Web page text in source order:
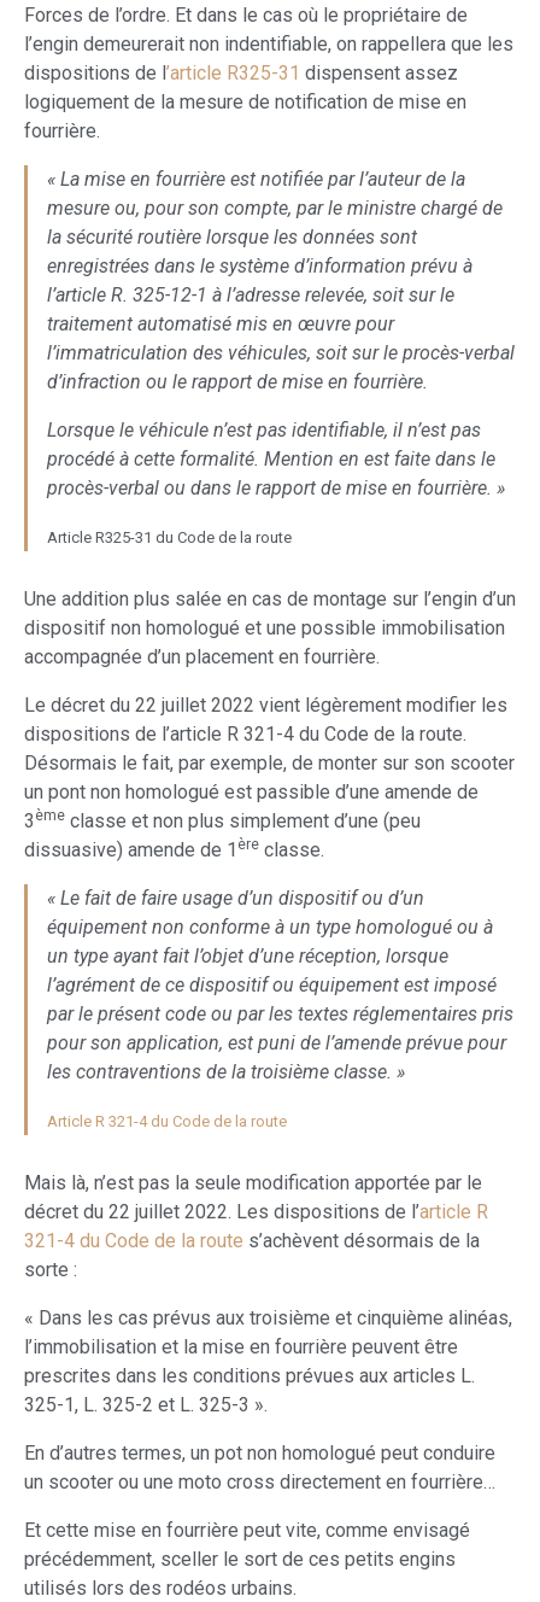
Forces de l’ordre. Et dans le cas où le propriétaire de
l’engin demeurerait non indentifiable, on rappellera que les
dispositions de l ’article R325-31 dispensent assez
logiquement de la mesure de notification de mise en
fourrière.
« La mise en fourrière est notifiée par l’auteur de la
mesure ou, pour son compte, par le ministre chargé de
la sécurité routière lorsque les données sont
enregistrées dans le système d’information prévu à
l’article R. 325-12-1 à l’adresse relevée, soit sur le
traitement automatisé mis en œuvre pour
l’immatriculation des véhicules, soit sur le procès-verbal
d’infraction ou le rapport de mise en fourrière.
Lorsque le véhicule n’est pas identifiable, il n’est pas
procédé à cette formalité. Mention en est faite dans le
procès-verbal ou dans le rapport de mise en fourrière. »
Article R325-31 du Code de la route
Une addition plus salée en cas de montage sur l’engin d’un
dispositif non homologué et une possible immobilisation
accompagnée d’un placement en fourrière.
Le décret du 22 juillet 2022 vient légèrement modifier les
dispositions de l’article R 321-4 du Code de la route.
Désormais le fait, par exemple, de monter sur son scooter
un pont non homologué est passible d’une amende de
3 ème classe et non plus simplement d’une (peu
dissuasive) amende de 1 ère classe.
« Le fait de faire usage d’un dispositif ou d’un
équipement non conforme à un type homologué ou à
un type ayant fait l’objet d’une réception, lorsque
l’agrément de ce dispositif ou équipement est imposé
par le présent code ou par les textes réglementaires pris
pour son application, est puni de l’amende prévue pour
les contraventions de la troisième classe. »
Article R 321-4 du Code de la route
Mais là, n’est pas la seule modification apportée par le
décret du 22 juillet 2022. Les dispositions de l’article R
321-4 du Code de la route s’achèvent désormais de la
sorte :
« Dans les cas prévus aux troisième et cinquième alinéas,
l’immobilisation et la mise en fourrière peuvent être
prescrites dans les conditions prévues aux articles L.
325-1, L. 325-2 et L. 325-3 ».
En d’autres termes, un pot non homologué peut conduire
un scooter ou une moto cross directement en fourrière…
Et cette mise en fourrière peut vite, comme envisagé
précédemment, sceller le sort de ces petits engins
utilisés lors des rodéos urbains.